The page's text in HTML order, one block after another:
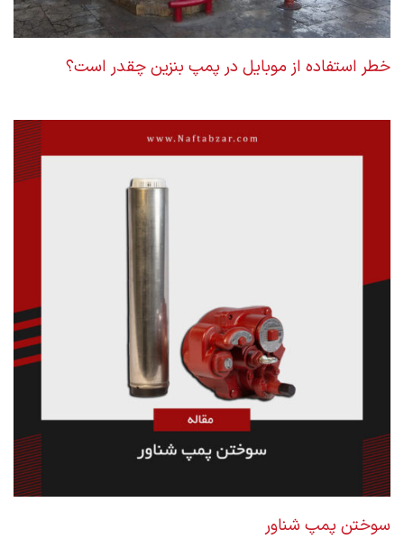
خطر استفاده از موبایل در پمپ بنزین چقدر است؟
سوختن پمپ شناور